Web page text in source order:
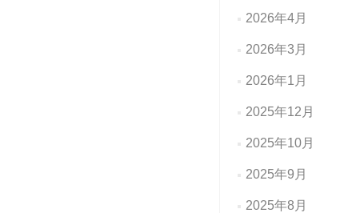
2026年4月
2026年3月
2026年1月
2025年12月
2025年10月
2025年9月
2025年8月